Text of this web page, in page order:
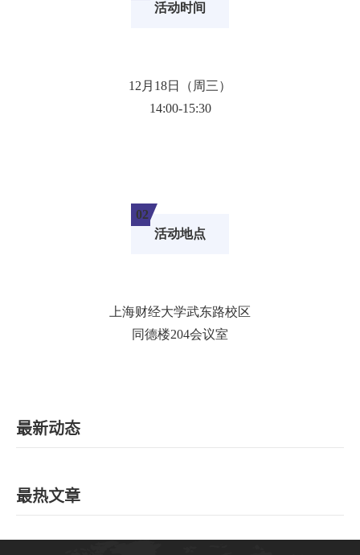
活动时间
12月18日（周三）
14:00-15:30
02
活动地点
上海财经大学武东路校区
同德楼204会议室
最新动态
最热文章